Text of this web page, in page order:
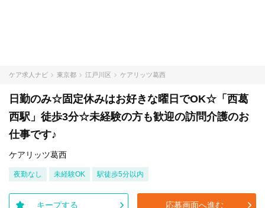
ケア求人ナビ 東京都 江戸川区 ケアリッツ葛西
日勤のみ☆固定休みはお好きな曜日でOK☆「西葛
西駅」徒歩3分☆未経験の方も歓迎の訪問介護のお
仕事です♪
ケアリッツ葛西
夜勤なし 未経験OK 駅徒歩5分以内
キープする 応募画面へ進む